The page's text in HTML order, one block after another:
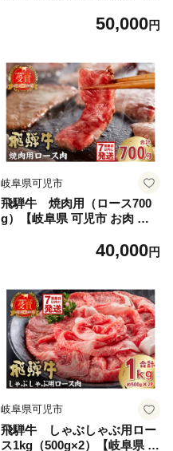
400g【岐阜県 可児市 お肉 肉
り寄せ グルメ】
50,000円
岐阜県可児市
飛騨牛 焼肉用（ロース700
g）【岐阜県 可児市 お肉 肉
牛 ブランド和牛 焼肉 柔らか
40,000円
岐阜県可児市
飛騨牛 しゃぶしゃぶ用ロー
ス1kg（500g×2）【岐阜県 可